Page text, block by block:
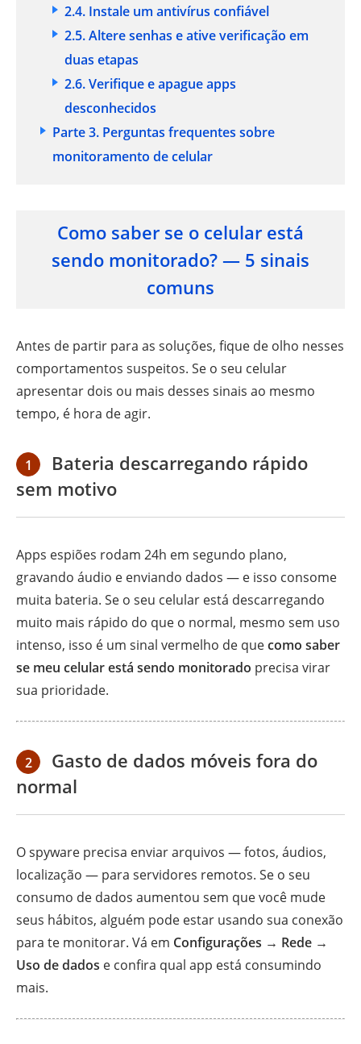
2.4. Instale um antivírus confiável
2.5. Altere senhas e ative verificação em
duas etapas
2.6. Verifique e apague apps
desconhecidos
Parte 3. Perguntas frequentes sobre
monitoramento de celular
Como saber se o celular está
sendo monitorado? — 5 sinais
comuns
Antes de partir para as soluções, fique de olho nesses
comportamentos suspeitos. Se o seu celular
apresentar dois ou mais desses sinais ao mesmo
tempo, é hora de agir.
1
Bateria descarregando rápido
sem motivo
Apps espiões rodam 24h em segundo plano,
gravando áudio e enviando dados — e isso consome
muita bateria. Se o seu celular está descarregando
muito mais rápido do que o normal, mesmo sem uso
intenso, isso é um sinal vermelho de quecomo saber
se meu celular está sendo monitorado precisa virar
sua prioridade.
2
Gasto de dados móveis fora do
normal
O spyware precisa enviar arquivos — fotos, áudios,
localização — para servidores remotos. Se o seu
consumo de dados aumentou sem que você mude
seus hábitos, alguém pode estar usando sua conexão
para te monitorar. Vá em Configurações → Rede →
Uso de dados e confira qual app está consumindo
mais.